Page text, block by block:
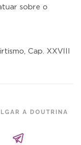
sobre o
Cap. XXVIII
A DOUTRINA